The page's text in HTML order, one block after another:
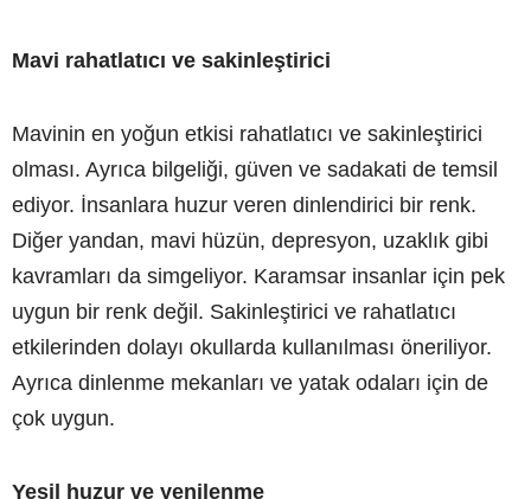
Mavi rahatlatıcı ve sakinleştirici
Mavinin en yoğun etkisi rahatlatıcı ve sakinleştirici
olması. Ayrıca bilgeliği, güven ve sadakati de temsil
ediyor. İnsanlara huzur veren dinlendirici bir renk.
Diğer yandan, mavi hüzün, depresyon, uzaklık gibi
kavramları da simgeliyor. Karamsar insanlar için pek
uygun bir renk değil. Sakinleştirici ve rahatlatıcı
etkilerinden dolayı okullarda kullanılması öneriliyor.
Ayrıca dinlenme mekanları ve yatak odaları için de
çok uygun.
Yeşil huzur ve yenilenme